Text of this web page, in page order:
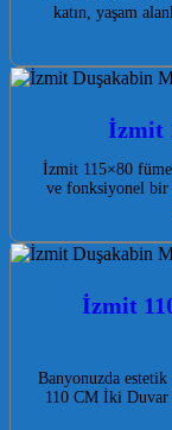
katın, yaşam
İzmit
İzmit 115×80
ve fonksiyonel bir
İzmit
Banyonuzda
110 CM İki Duvar